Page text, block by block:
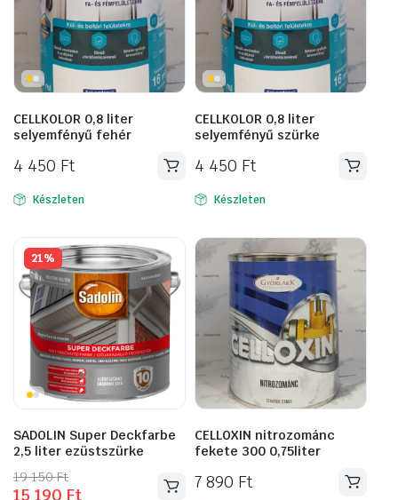
CELLKOLOR 0,8 liter
selyemfényű fehér
4 450 Ft
Készleten
CELLKOLOR 0,8 liter
selyemfényű szürke
4 450 Ft
Készleten
21%
SADOLIN Super Deckfarbe
2,5 liter ezüstszürke
19 150Ft
Original
15 190 Ft
Current
CELLOXIN nitrozománc
fekete 300 0,75liter
7 890 Ft